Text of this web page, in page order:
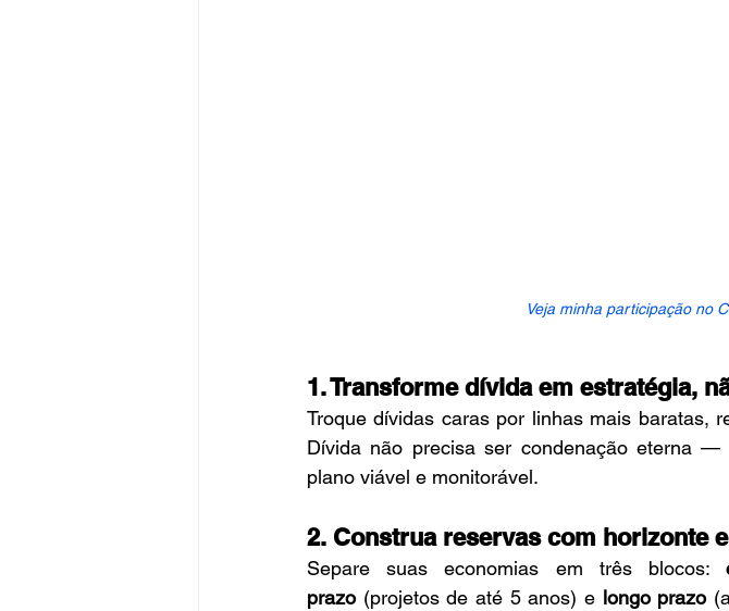
Veja minha participação no
1. Transforme dívida em estratégia,
Troque dívidas caras por linhas mais baratas,
Dívida não precisa ser condenação eterna
plano viável e monitorável.
2. Construa reservas com horizonte
Separe suas economias em três blocos:
prazo (projetos de até 5 anos) e longo prazo